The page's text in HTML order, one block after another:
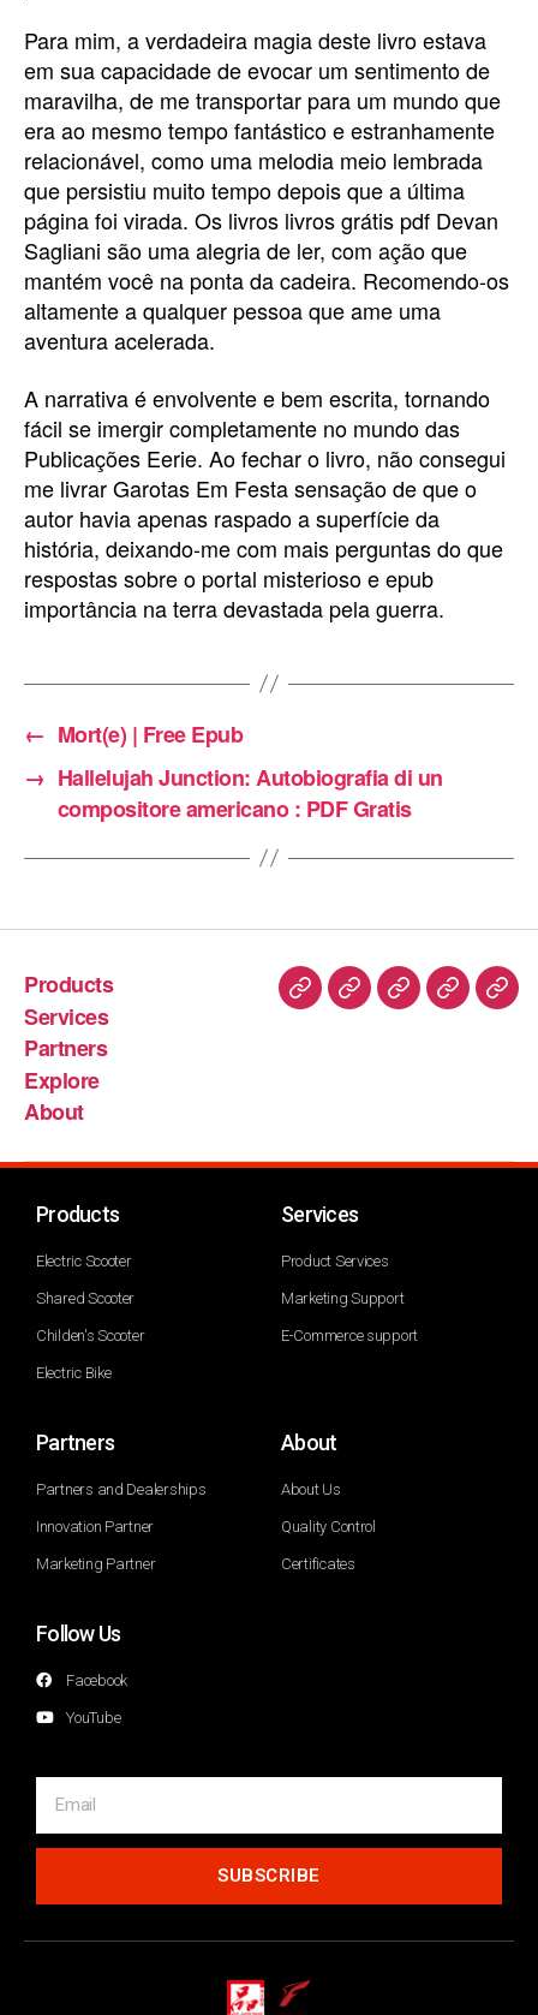
Para mim, a verdadeira magia deste livro estava
em sua capacidade de evocar um sentimento de
maravilha, de me transportar para um mundo que
era ao mesmo tempo fantástico e estranhamente
relacionável, como uma melodia meio lembrada
que persistiu muito tempo depois que a última
página foi virada. Os livros livros grátis pdf Devan
Sagliani são uma alegria de ler, com ação que
mantém você na ponta da cadeira. Recomendo-os
altamente a qualquer pessoa que ame uma
aventura acelerada.
A narrativa é envolvente e bem escrita, tornando
fácil se imergir completamente no mundo das
Publicações Eerie. Ao fechar o livro, não consegui
me livrar Garotas Em Festa sensação de que o
autor havia apenas raspado a superfície da
história, deixando-me com mais perguntas do que
respostas sobre o portal misterioso e epub
importância na terra devastada pela guerra.
← Mort(e) | Free Epub
→ Hallelujah Junction: Autobiografia di un
compositore americano : PDF Gratis
Products
Services
Partners
Explore
About
Products
Electric Scooter
Shared Scooter
Childen's Scooter
Electric Bike
Services
Product Services
Marketing Support
E-Commerce support
Partners
Partners and Dealerships
Innovation Partner
Marketing Partner
About
About Us
Quality Control
Certificates
Follow Us
Facebook
YouTube
SUBSCRIBE